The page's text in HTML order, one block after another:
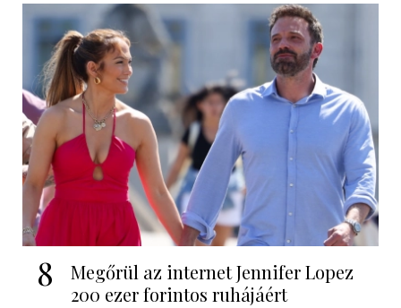
8
Megőrül az internet Jennifer Lopez
200 ezer forintos ruhájáért